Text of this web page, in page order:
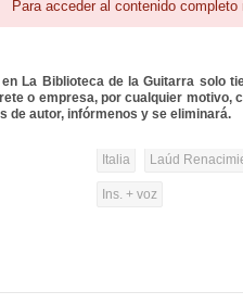
Para acceder al contenido
La Biblioteca de la Guitarra solo
o empresa, por cualquier motivo,
de autor, infórmenos y se eliminará.
Italia Laúd
Ins. + voz